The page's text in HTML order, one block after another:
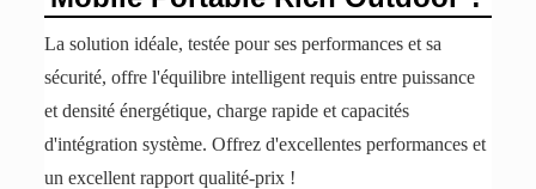
La solution idéale, testée pour ses performances et sa
sécurité, offre l'équilibre intelligent requis entre puissance
et densité énergétique, charge rapide et capacités
d'intégration système. Offrez d'excellentes performances et
un excellent rapport qualité-prix !